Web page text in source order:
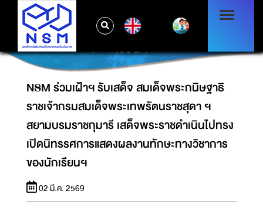
เจ้ากรมสมเด็จพระเทพรัตนราชสุดา ฯ สยามบรม
ราชกุมารี เสด็จพระราชดำเนินไปทรงเปิด
นิทรรศการแสดงผลงานทักษะทางวิชาการของนัก
เรียนฯ
NSM ร่วมเฝ้าฯ รับเสด็จ สมเด็จพระกนิษฐาธิ
ราชเจ้ากรมสมเด็จพระเทพรัตนราชสุดา ฯ
สยามบรมราชกุมารี เสด็จพระราชดำเนินไปทรง
เปิดนิทรรศการแสดงผลงานทักษะทางวิชาการ
ของนักเรียนฯ
02 มี.ค. 2569